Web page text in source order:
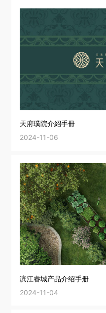
新聞中心
投資者關係
合作商平臺
BD合作矩陣
 中文 EN JP
 登录您的帐户
天府璞院介紹手冊
2024-11-06
滨江睿城产品介绍手册
2024-11-04